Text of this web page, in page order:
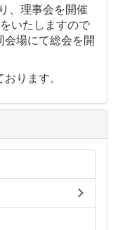
、理事会を開催
いたしますので
会場にて総会を開
ります。